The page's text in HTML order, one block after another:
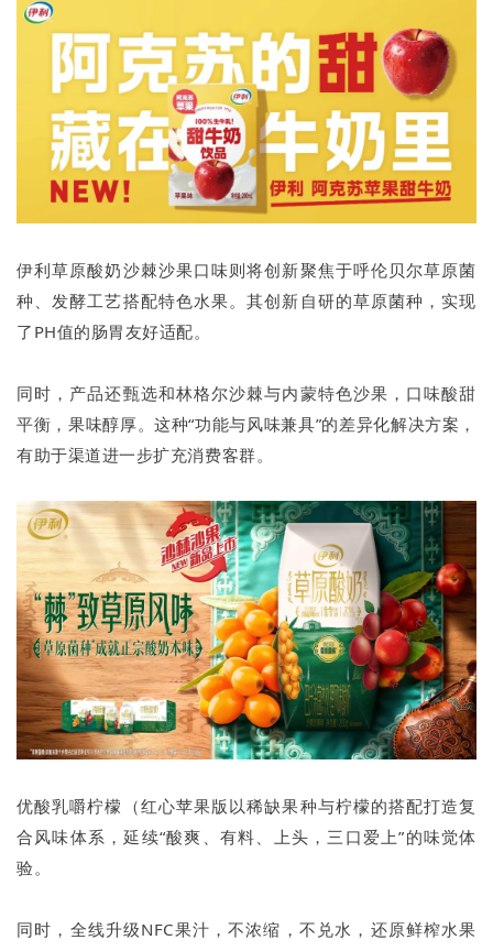
伊利草原酸奶沙棘沙果口味则将创新聚焦于呼伦贝尔草原菌
种、发酵工艺搭配特色水果。其创新自研的草原菌种，实现
了PH值的肠胃友好适配。
同时，产品还甄选和林格尔沙棘与内蒙特色沙果，口味酸甜
平衡，果味醇厚。这种“功能与风味兼具”的差异化解决方案，
有助于渠道进一步扩充消费客群。
优酸乳嚼柠檬（红心苹果版以稀缺果种与柠檬的搭配打造复
合风味体系，延续“酸爽、有料、上头，三口爱上”的味觉体
验。
同时，全线升级NFC果汁，不浓缩，不兑水，还原鲜榨水果